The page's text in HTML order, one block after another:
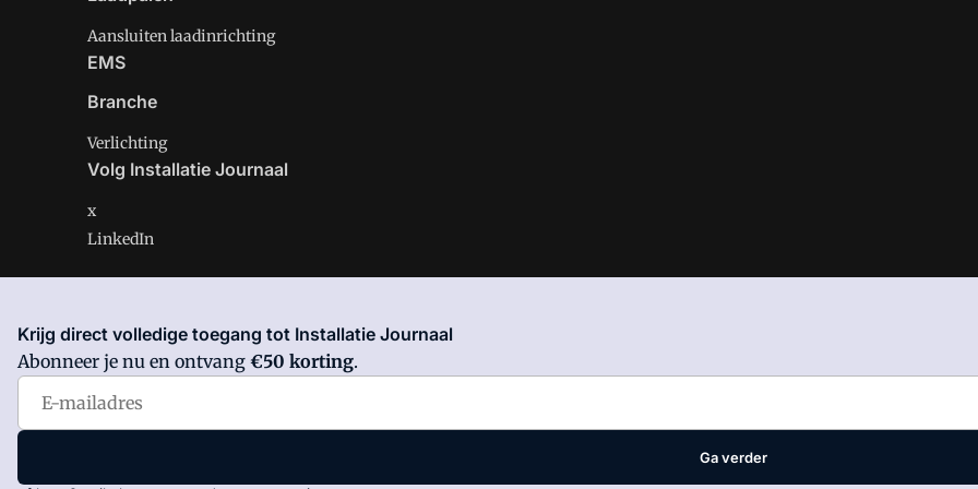
Aansluiten laadinrichting
EMS
Branche
Verlichting
Volg Installatie Journaal
x
LinkedIn
Installatie Journaal is onderdeel van VMN media. Lees in
VoorwaardenenPrivacy en Cookie beleid
Krijg direct volledige toegang tot Installatie Journaal
Abonneer je nu en ontvang €50 korting.
Ga verder